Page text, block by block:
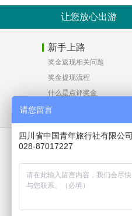
让您放心出游
新手上路
奖金返现相关问题
奖金提现流程
什么是点评奖金
如何注册会员
关于我们
请您留言
四川省中国青年旅行社有限公司
028-87017227